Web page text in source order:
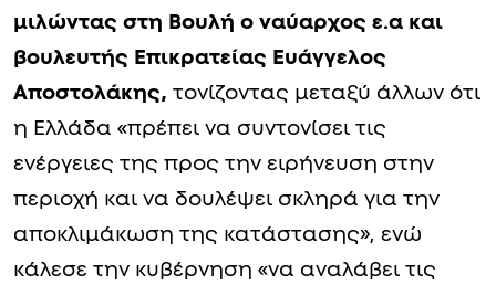
μιλώντας στη Βουλή ο ναύαρχος ε.α και
βουλευτής Επικρατείας Ευάγγελος
Αποστολάκης, τονίζοντας μεταξύ άλλων ότι
η Ελλάδα «πρέπει να συντονίσει τις
ενέργειες της προς την ειρήνευση στην
περιοχή και να δουλέψει σκληρά για την
αποκλιμάκωση της κατάστασης», ενώ
κάλεσε την κυβέρνηση «να αναλάβει τις